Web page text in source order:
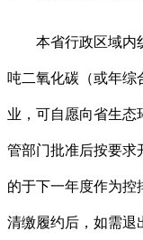
本省行政区域内纺
吨二氧化碳（或年综
业，可自愿向省生态
管部门批准后按要求
的于下一年度作为控
清缴履约后，如需退